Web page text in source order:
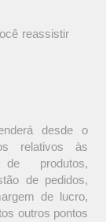
reassistir
desde o
relativos às
de produtos,
de pedidos,
de lucro,
outros pontos